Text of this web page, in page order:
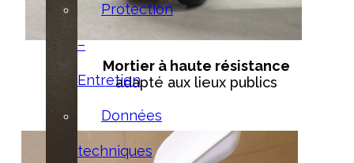
Protection
–
Entretien
Données
techniques
Mortier à haute résistance
adapté aux lieux publics